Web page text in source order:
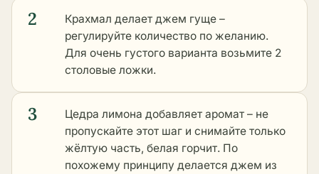
2
Крахмал делает джем гуще –
регулируйте количество по желанию.
Для очень густого варианта возьмите 2
столовые ложки.
3
Цедра лимона добавляет аромат – не
пропускайте этот шаг и снимайте только
жёлтую часть, белая горчит. По
похожему принципу делается джем из